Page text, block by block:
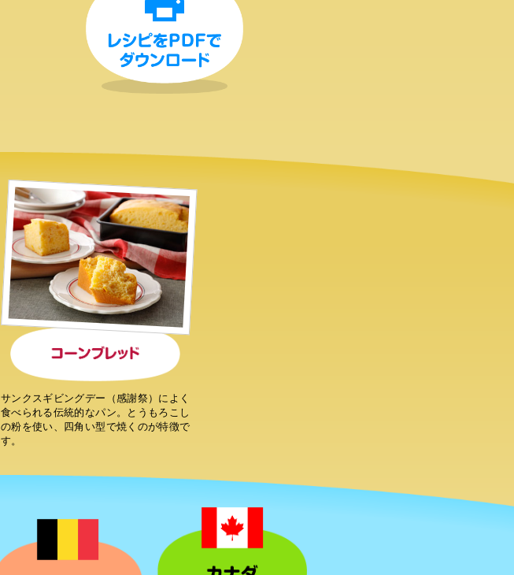
サンクスギビングデー（感謝祭）によく
食べられる伝統的なパン。とうもろこし
の粉を使い、四角い型で焼くのが特徴で
す。